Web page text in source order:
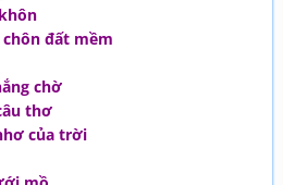
đất mềm
chờ
thơ
của trời